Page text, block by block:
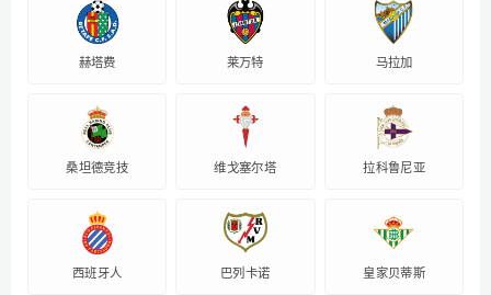
赫塔费 莱万特 马拉加
桑坦德竞技 维戈塞尔塔 拉科鲁尼亚
西班牙人 巴列卡诺 皇家贝蒂斯